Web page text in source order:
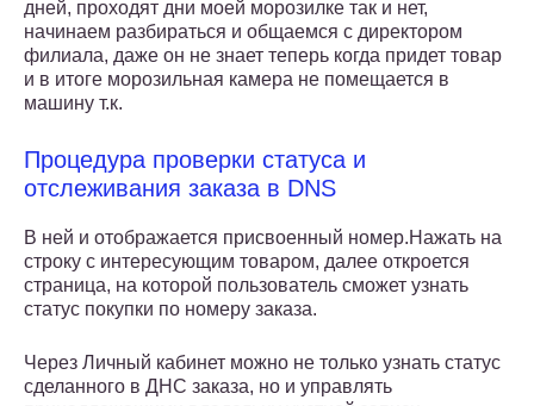
дней, проходят дни моей морозилке так и нет,
начинаем разбираться и общаемся с директором
филиала, даже он не знает теперь когда придет товар
и в итоге морозильная камера не помещается в
машину т.к.
Процедура проверки статуса и
отслеживания заказа в DNS
В ней и отображается присвоенный номер.Нажать на
строку с интересующим товаром, далее откроется
страница, на которой пользователь сможет узнать
статус покупки по номеру заказа.
Через Личный кабинет можно не только узнать статус
сделанного в ДНС заказа, но и управлять